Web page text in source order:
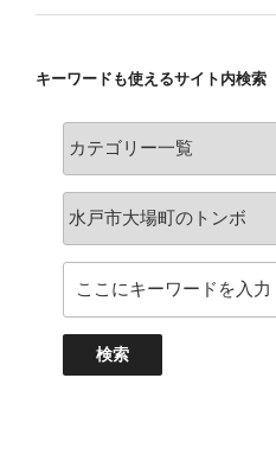
キーワードも使えるサイト内検索